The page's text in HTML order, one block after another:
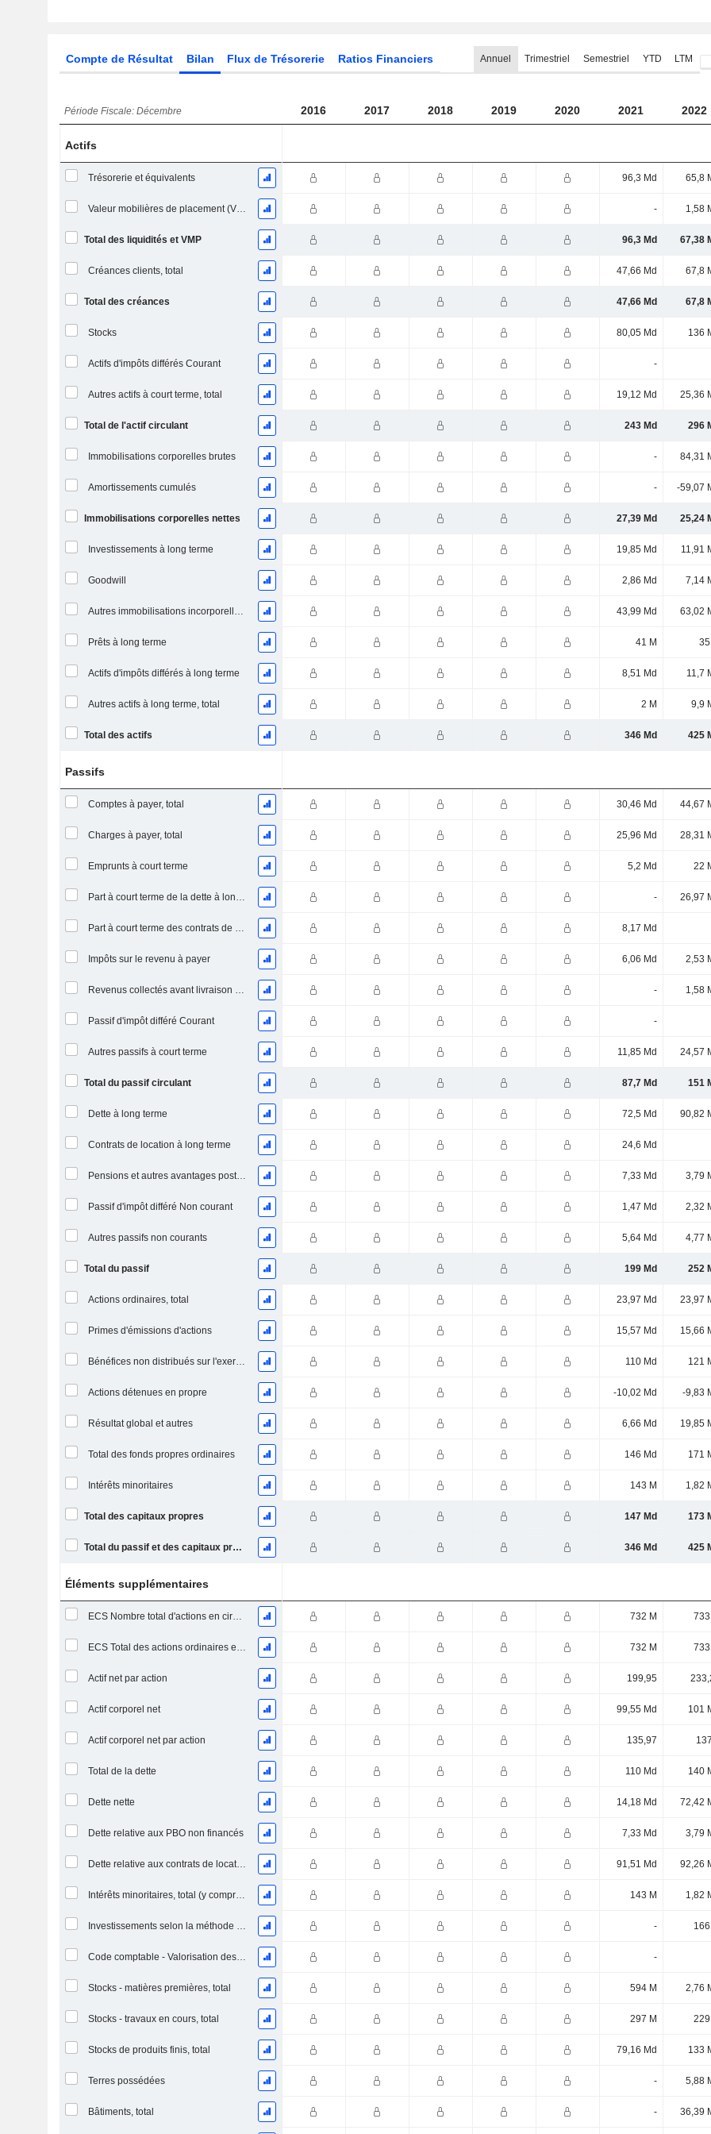
Compte de Résultat Bilan Flux de Trésorerie Ratios Financiers Annuel Trimestriel Semestriel YTD LTM
Période Fiscale: Décembre 2016 2017 2018 2019 2020 2021 2022
Actifs
Trésorerie et équivalents 96,3 Md 65,8
Valeur mobilières de placement (VMP) à court terme - 1,58
Total des liquidités et VMP 96,3 Md 67,38
Créances clients, total 47,66 Md 67,8
Total des créances 47,66 Md 67,8
Stocks 80,05 Md 136
Actifs d'impôts différés Courant -
Autres actifs à court terme, total 19,12 Md 25,36
Total de l'actif circulant 243 Md 296
Immobilisations corporelles brutes - 84,31
Amortissements cumulés - -59,07
Immobilisations corporelles nettes 27,39 Md 25,24
Investissements à long terme 19,85 Md 11,91
Goodwill 2,86 Md 7,14
Autres immobilisations incorporelles, total 43,99 Md 63,02
Prêts à long terme 41 M 35
Actifs d'impôts différés à long terme 8,51 Md 11,7
Autres actifs à long terme, total 2 M 9,9
Total des actifs 346 Md 425
Passifs
Comptes à payer, total 30,46 Md 44,67
Charges à payer, total 25,96 Md 28,31
Emprunts à court terme 5,2 Md 22
Part à court terme de la dette à long terme - 26,97
Part à court terme des contrats de location 8,17 Md
Impôts sur le revenu à payer 6,06 Md 2,53
Revenus collectés avant livraison du produit/service - 1,58
Passif d'impôt différé Courant -
Autres passifs à court terme 11,85 Md 24,57
Total du passif circulant 87,7 Md 151
Dette à long terme 72,5 Md 90,82
Contrats de location à long terme 24,6 Md
Pensions et autres avantages postérieurs à l'emploi 7,33 Md 3,79
Passif d'impôt différé Non courant 1,47 Md 2,32
Autres passifs non courants 5,64 Md 4,77
Total du passif 199 Md 252
Actions ordinaires, total 23,97 Md 23,97
Primes d'émissions d'actions 15,57 Md 15,66
Bénéfices non distribués sur l'exercice 110 Md 121
Actions détenues en propre -10,02 Md -9,83
Résultat global et autres 6,66 Md 19,85
Total des fonds propres ordinaires 146 Md 171
Intérêts minoritaires 143 M 1,82
Total des capitaux propres 147 Md 173
Total du passif et des capitaux propres 346 Md 425
Éléments supplémentaires
ECS Nombre total d'actions en circulation à la date de dépôt 732 M 733
ECS Total des actions ordinaires en circulation 732 M 733
Actif net par action 199,95
Actif corporel net 99,55 Md 101
Actif corporel net par action 135,97
Total de la dette 110 Md 140
Dette nette 14,18 Md 72,42
Dette relative aux PBO non financés 7,33 Md 3,79
Dette relative aux contrats de location 91,51 Md 92,26
Intérêts minoritaires, total (y compris la division financière) 143 M 1,82
Investissements selon la méthode de la mise en équivalence, total - 166
Code comptable - Valorisation des stocks -
Stocks - matières premières, total 594 M 2,76
Stocks - travaux en cours, total 297 M 229
Stocks de produits finis, total 79,16 Md 133
Terres possédées - 5,88
Bâtiments, total - 36,39